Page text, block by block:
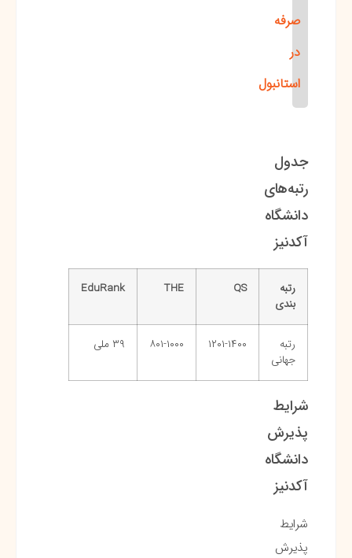
صرفه
در
استانبول
جدول
رتبه‌های
دانشگاه
آکدنیز
رتبه
بندی
QS
THE
EduRank
رتبه
جهانی
۱۲۰۱-۱۴۰۰ ۸۰۱-۱۰۰۰ ۳۹ ملی
شرایط
پذیرش
دانشگاه
آکدنیز
شرایط
پذیرش